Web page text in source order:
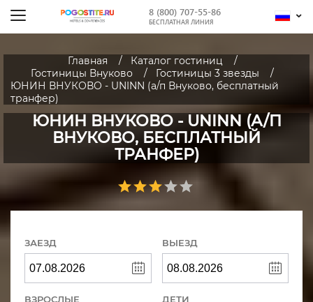
8 (800) 707-55-86
БЕСПЛАТНАЯ ЛИНИЯ
Главная
Каталог гостиниц
Гостиницы Внуково
Гостиницы 3 звезды
ЮНИН ВНУКОВО - UNINN (а/п Внуково, бесплатный
транфер)
ЮНИН ВНУКОВО - UNINN (А/П
ВНУКОВО, БЕСПЛАТНЫЙ
ТРАНФЕР)
ЗАЕЗД ВЫЕЗД
ВЗРОСЛЫЕ ДЕТИ